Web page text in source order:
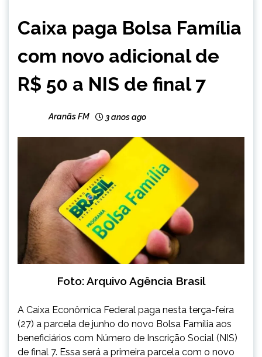
NOTÍCIAS
Caixa paga Bolsa Família
com novo adicional de
R$ 50 a NIS de final 7
Aranãs FM 3 anos ago
Foto: Arquivo Agência Brasil
A Caixa Econômica Federal paga nesta terça-feira
(27) a parcela de junho do novo Bolsa Família aos
beneficiários com Número de Inscrição Social (NIS)
de final 7. Essa será a primeira parcela com o novo